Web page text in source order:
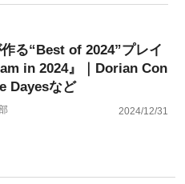
る“Best of 2024”プレイ
in 2024』｜Dorian Con
Dayesなど
2024/12/31